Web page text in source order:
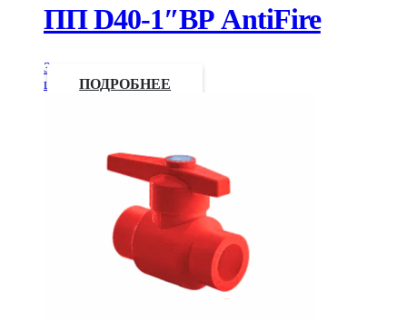
ПП D40-1″ВР AntiFire
Запросить
цену
ПОДРОБНЕЕ